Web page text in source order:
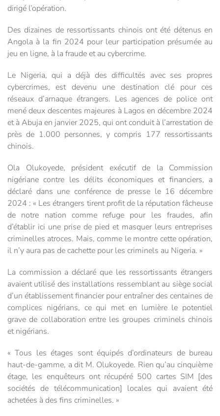
dirigé l’opération.
Des dizaines de ressortissants chinois ont été détenus en
Angola à la fin 2024 pour leur participation présumée au
jeu en ligne, à la fraude et au cybercrime.
Le Nigeria, qui a déjà des difficultés avec ses propres
cybercrimes, est devenu une destination clé pour ces
réseaux d’arnaque étrangers. Les agences de police ont
mené deux descentes majeures à Lagos en décembre 2024
et à Abuja en janvier 2025, qui ont conduit à l’arrestation de
près de 1.000 personnes, y compris 177 ressortissants
chinois.
Ola Olukoyede, président exécutif de la Commission
nigériane contre les délits économiques et financiers, a
déclaré dans une conférence de presse le 16 décembre
2024 : « Les étrangers tirent profit de la réputation fâcheuse
de notre nation comme refuge pour les fraudes, afin
d’établir ici une prise de pied et masquer leurs entreprises
criminelles atroces. Mais, comme le montre cette opération,
il n’y aura pas de cachette pour les criminels au Nigeria. »
La commission a déclaré que les ressortissants étrangers
avaient utilisé des installations ressemblant au siège social
d’un établissement financier pour entraîner des centaines de
complices nigérians, ce qui met en lumière le potentiel
grave de collaboration entre les groupes criminels chinois
et nigérians.
« Tous les étages sont équipés d’ordinateurs de bureau
haut-de-gamme, a dit M. Olukoyede. Rien qu’au cinquième
étage, les enquêteurs ont récupéré 500 cartes SIM [des
sociétés de télécommunication] locales qui avaient été
achetées à des fins criminelles. »